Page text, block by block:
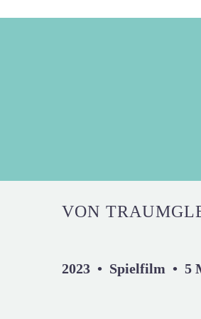
VON
2023 • Spielfilm • 5